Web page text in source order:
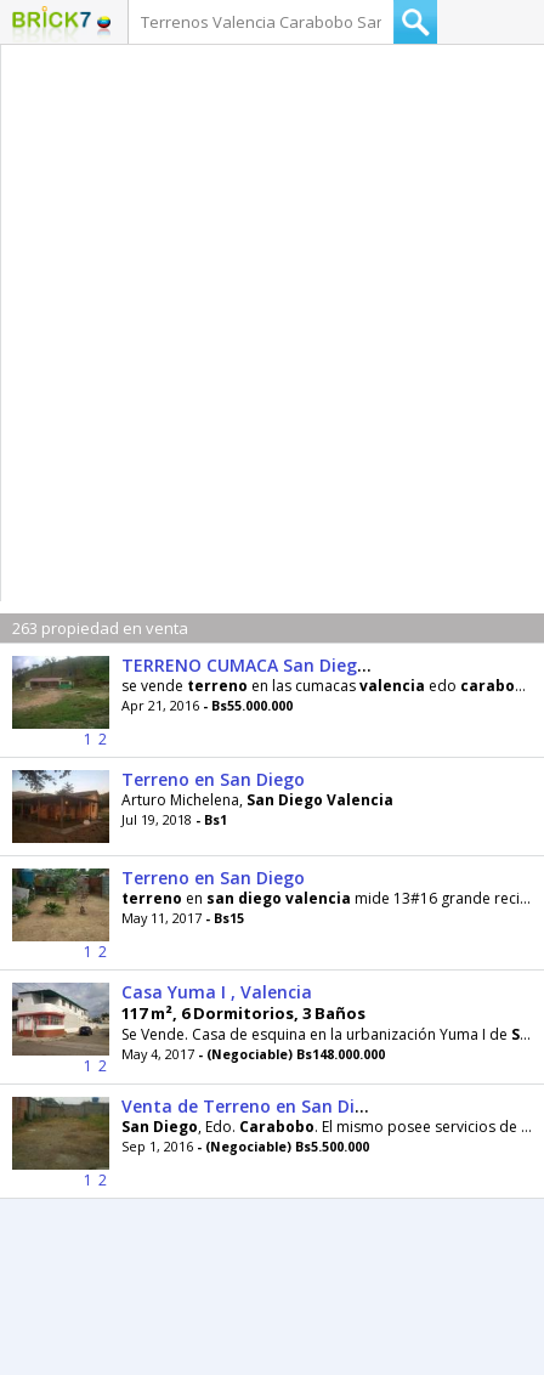
263 propiedad en venta
1 2
TERRENO CUMACA San Diego Edo
se vende terreno en las cumacasvalencia edo carabobo
Apr 21, 2016 - Bs55.000.000
Terreno en San Diego
Arturo Michelena, San Diego Valencia
Jul 19, 2018 - Bs1
1 2
Terreno en San Diego
terreno en san diego valencia mide 13#16 grande recibo carro con bigas de arrastre y una casita
May 11, 2017 - Bs15
1 2
Casa Yuma I , Valencia
117 m², 6 Dormitorios, 3 Baños
Se Vende. Casa de esquina en la urbanización Yuma I de San
May 4, 2017 - (Negociable) Bs148.000.000
1 2
Venta de Terreno en San Diego
San Diego, Edo. Carabobo. El mismo posee servicios de agua, luz, calles asfaltadas; fácil acceso
Sep 1, 2016 - (Negociable) Bs5.500.000